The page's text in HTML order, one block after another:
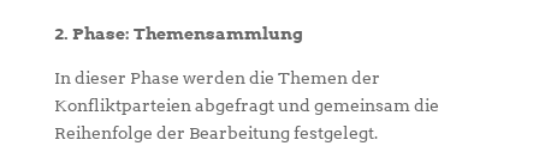
2. Phase: Themensammlung
In dieser Phase werden die Themen der
Konfliktparteien abgefragt und gemeinsam die
Reihenfolge der Bearbeitung festgelegt.